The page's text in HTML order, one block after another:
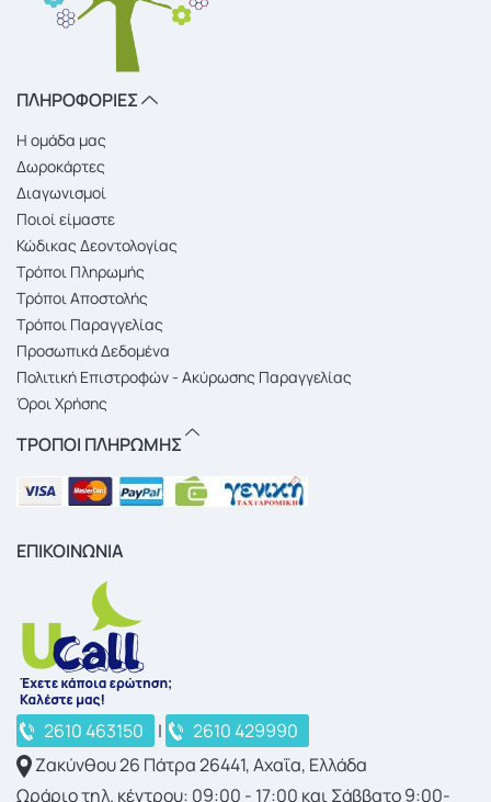
ΠΛΗΡΟΦΟΡΙΕΣ
Η ομάδα μας
Δωροκάρτες
Διαγωνισμοί
Ποιοί είμαστε
Κώδικας Δεοντολογίας
Τρόποι Πληρωμής
Τρόποι Αποστολής
Τρόποι Παραγγελίας
Προσωπικά Δεδομένα
Πολιτική Επιστροφών - Ακύρωσης Παραγγελίας
Όροι Χρήσης
ΤΡΟΠΟΙ ΠΛΗΡΩΜΗΣ
ΕΠΙΚΟΙΝΩΝΙΑ
2610 463150 |
2610 429990
Ζακύνθου 26 Πάτρα 26441, Αχαΐα, Ελλάδα
Ωράριο τηλ. κέντρου: 09:00 - 17:00 και Σάββατο 9:00-